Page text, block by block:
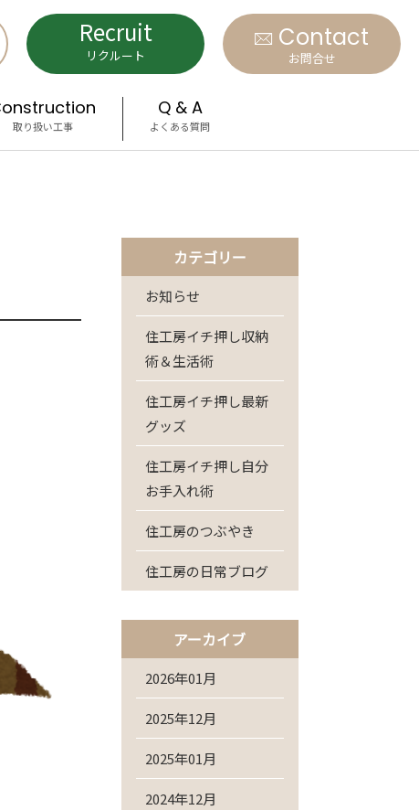
Recruit
リクルート
Contact
お問合せ
取り扱い工事
Q & A
よくある質問
カテゴリー
お知らせ
住工房イチ押し収納
術＆生活術
住工房イチ押し最新
グッズ
住工房イチ押し自分
お手入れ術
住工房のつぶやき
住工房の日常ブログ
アーカイブ
2026年01月
2025年12月
2025年01月
2024年12月